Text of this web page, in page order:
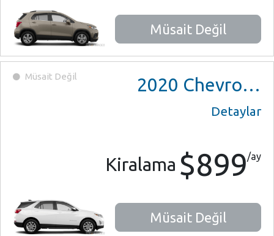
Müsait Değil
Müsait Değil 2020 Chevrolet Equinox
Detaylar
Kiralama $899/ay
Müsait Değil